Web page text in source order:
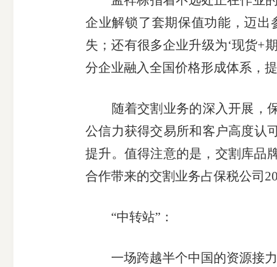
企业解锁了套期保值功能，迈出
失；还有很多企业升级为‘现货+
分企业融入全国价格形成体系，
随着交割业务的深入开展，保
公信力获得交易所和客户高度认
提升。值得注意的是，交割库品
合作带来的交割业务占保税公司
“中转站”：
一场跨越半个中国的资源接力